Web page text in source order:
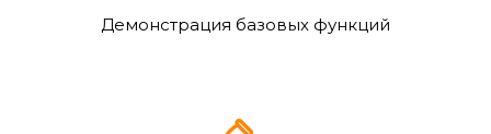
Демонстрация базовых функций